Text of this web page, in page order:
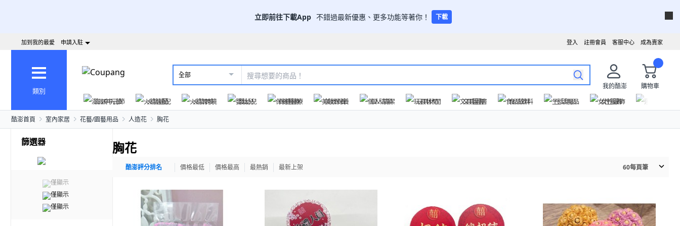
立即前往下載App 不錯過最新優惠、更多功能等著你！ 下載
成為賣家
客服中心
註冊會員
登入
加到我的最愛 申請入駐
類別
全部
我的酷澎
購物車
澎派中元節
火箭速配 火箭跨境 嬰幼兒 保健醫療 美妝保養 個人清潔 玩具休閒 文具圖書 食品飲料 生活用品 女性服飾
酷澎首頁 室內家居 花藝/園藝用品 人造花 胸花
篩選器
僅顯示
僅顯示
僅顯示
胸花
酷澎評分排名 價格最低 價格最高 最熱銷 最新上架 60每頁筆